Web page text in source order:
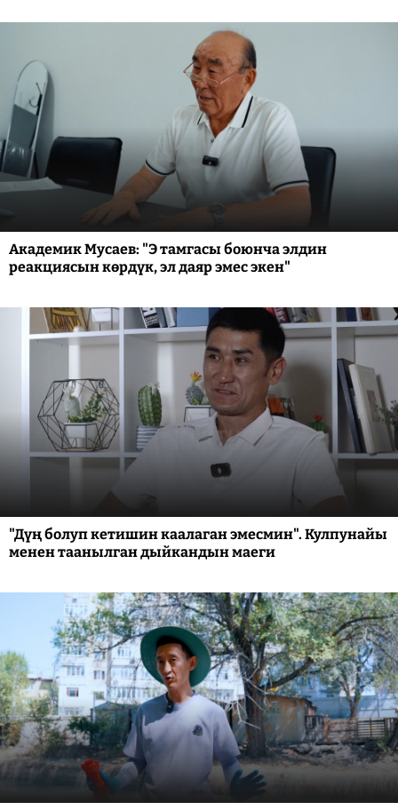
Академик Мусаев: "Э тамгасы боюнча элдин
реакциясын көрдүк, эл даяр эмес экен"
"Дүң болуп кетишин каалаган эмесмин". Кулпунайы
менен таанылган дыйкандын маеги